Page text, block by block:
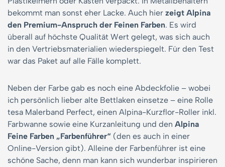
bekommt man sonst eher Lacke. Auch hier zeigt Alpina
den Premium-Anspruch der Feinen Farben. Es wird
überall auf höchste Qualität Wert gelegt, was sich auch
in den Vertriebsmaterialien wiederspiegelt. Für den Test
war das Paket auf alle Fälle komplett.
Neben der Farbe gab es noch eine Abdeckfolie – wobei
ich persönlich lieber alte Bettlaken einsetze – eine Rolle
tesa Malerband Perfect, einen Alpina-Kurzflor-Roller inkl.
Farbwanne sowie eine Kurzanleitung und den Alpina
Feine Farben „Farbenführer“ (den es auch in einer
Online-Version gibt). Alleine der Farbenführer ist eine
schöne Sache, denn man kann sich wunderbar inspirieren